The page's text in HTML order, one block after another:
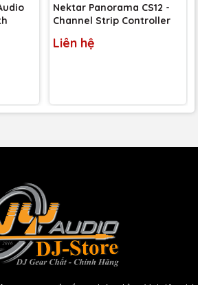
Nektar Panorama CS12 -
Channel Strip Controller
Liên hệ